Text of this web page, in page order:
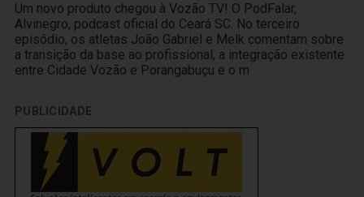
Um novo produto chegou à Vozão TV! O PodFalar,
Alvinegro, podcast oficial do Ceará SC. No terceiro
episódio, os atletas João Gabriel e Melk comentam sobre
a transição da base ao profissional, a integração existente
entre Cidade Vozão e Porangabuçu e o m
PUBLICIDADE